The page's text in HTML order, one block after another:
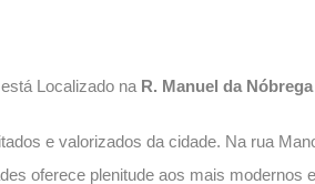
está Localizado na R. Manuel da Nóbrega
e valorizados da cidade. Na rua
oferece plenitude aos mais modernos